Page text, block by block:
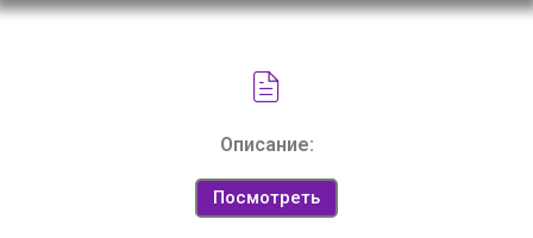
Описание:
Посмотреть